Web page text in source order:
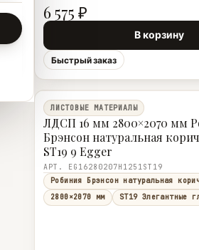
6 575 ₽
В корзину
Быстрый заказ
ЛИСТОВЫЕ МАТЕРИАЛЫ
ЛДСП 16 мм 2800×2070 мм
Брэнсон натуральная
ST19 9 Egger
АРТ. EG16280207H1251ST19
Робиния Брэнсон натуральная
2800×2070 мм
ST19 Элегантные